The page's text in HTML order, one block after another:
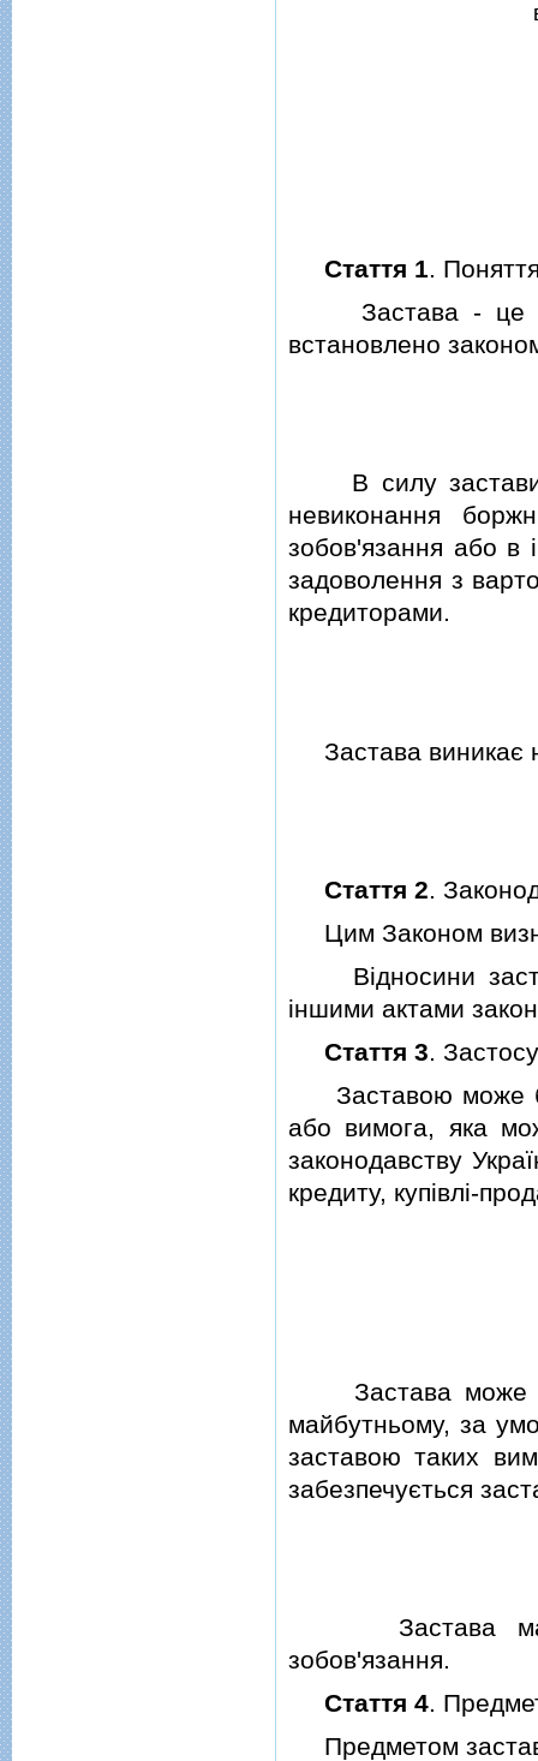
Стаття 1.
Застава - це
встановлено
В силу застави
невиконання
зобов'язання або в
задоволення з
кредиторами.
Застава виникає
Стаття 2.
Цим Законом
Вiдносини
iншими актами
Стаття 3.
Заставою може
або вимога, яка
законодавству
кредиту, купiвлi-
Застава може
майбутньому, за
заставою таких
забезпечується
Застава має
зобов'язання.
Стаття 4.
Предметом